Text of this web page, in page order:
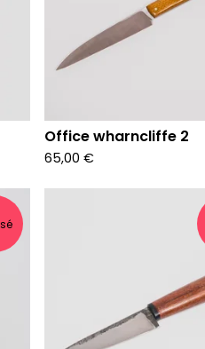
Office wharncliffe 2
65,00 €